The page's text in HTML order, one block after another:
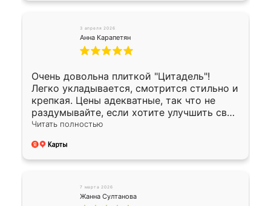
3 апреля 2026
Анна Карапетян
Очень довольна плиткой "Цитадель"!
Легко укладывается, смотрится стильно и
крепкая. Цены адекватные, так что не
раздумывайте, если хотите улучшить свой
двор!
Читать полностью
7 марта 2026
Жанна Султанова